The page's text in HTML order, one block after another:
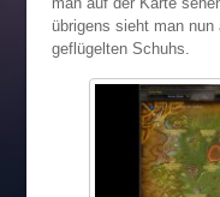
übrigens sieht man
geflügelten Schuhs.